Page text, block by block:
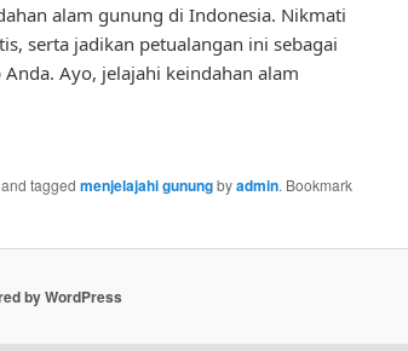
alam gunung di Indonesia. Nikmati
serta jadikan petualangan ini sebagai
Ayo, jelajahi keindahan alam
and tagged menjelajahi gunungbyadmin. Bookmark
by WordPress